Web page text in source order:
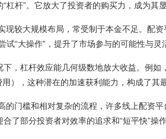
杆”。它放大了投资者的购买力，成为其
现较大规模布局，常受制于本金不足。配
“大操作”，提升了市场参与的可能性与灵
，杠杆效应能几何级数地放大收益。例如
），这种潜在的加速获利能力，构成了其
的门槛和相对复杂的流程，许多线上配资
了部分投资者对效率的追求和“短平快”操作